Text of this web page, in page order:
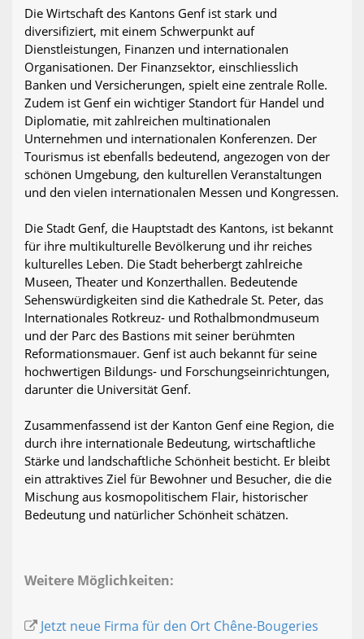
Die Wirtschaft des Kantons Genf ist stark und
diversifiziert, mit einem Schwerpunkt auf
Dienstleistungen, Finanzen und internationalen
Organisationen. Der Finanzsektor, einschliesslich
Banken und Versicherungen, spielt eine zentrale Rolle.
Zudem ist Genf ein wichtiger Standort für Handel und
Diplomatie, mit zahlreichen multinationalen
Unternehmen und internationalen Konferenzen. Der
Tourismus ist ebenfalls bedeutend, angezogen von der
schönen Umgebung, den kulturellen Veranstaltungen
und den vielen internationalen Messen und Kongressen.
Die Stadt Genf, die Hauptstadt des Kantons, ist bekannt
für ihre multikulturelle Bevölkerung und ihr reiches
kulturelles Leben. Die Stadt beherbergt zahlreiche
Museen, Theater und Konzerthallen. Bedeutende
Sehenswürdigkeiten sind die Kathedrale St. Peter, das
Internationales Rotkreuz- und Rothalbmondmuseum
und der Parc des Bastions mit seiner berühmten
Reformationsmauer. Genf ist auch bekannt für seine
hochwertigen Bildungs- und Forschungseinrichtungen,
darunter die Universität Genf.
Zusammenfassend ist der Kanton Genf eine Region, die
durch ihre internationale Bedeutung, wirtschaftliche
Stärke und landschaftliche Schönheit besticht. Er bleibt
ein attraktives Ziel für Bewohner und Besucher, die die
Mischung aus kosmopolitischem Flair, historischer
Bedeutung und natürlicher Schönheit schätzen.
Weitere Möglichkeiten:
Jetzt neue Firma für den Ort Chêne-Bougeries